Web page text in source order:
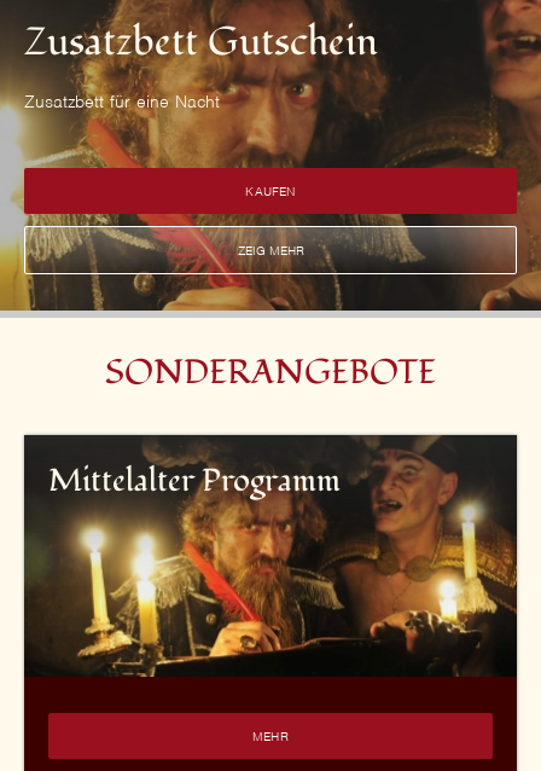
Zusatzbett Gutschein
Zusatzbett für eine Nacht
KAUFEN
ZEIG MEHR
SONDERANGEBOTE
Mittelalter Programm
MEHR